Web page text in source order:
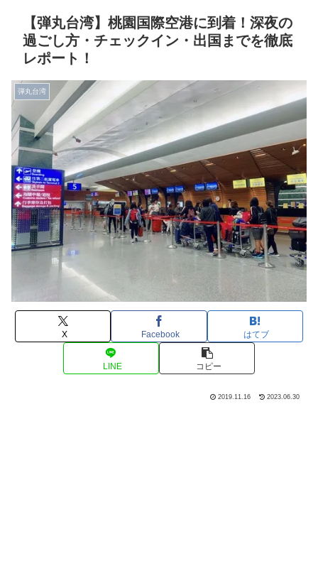
【弾丸台湾】桃園国際空港に到着！深夜の
過ごし方・チェックイン・出国までを徹底
レポート！
弾丸台湾
X Facebook はてブ
LINE コピー
2019.11.16 2023.06.30